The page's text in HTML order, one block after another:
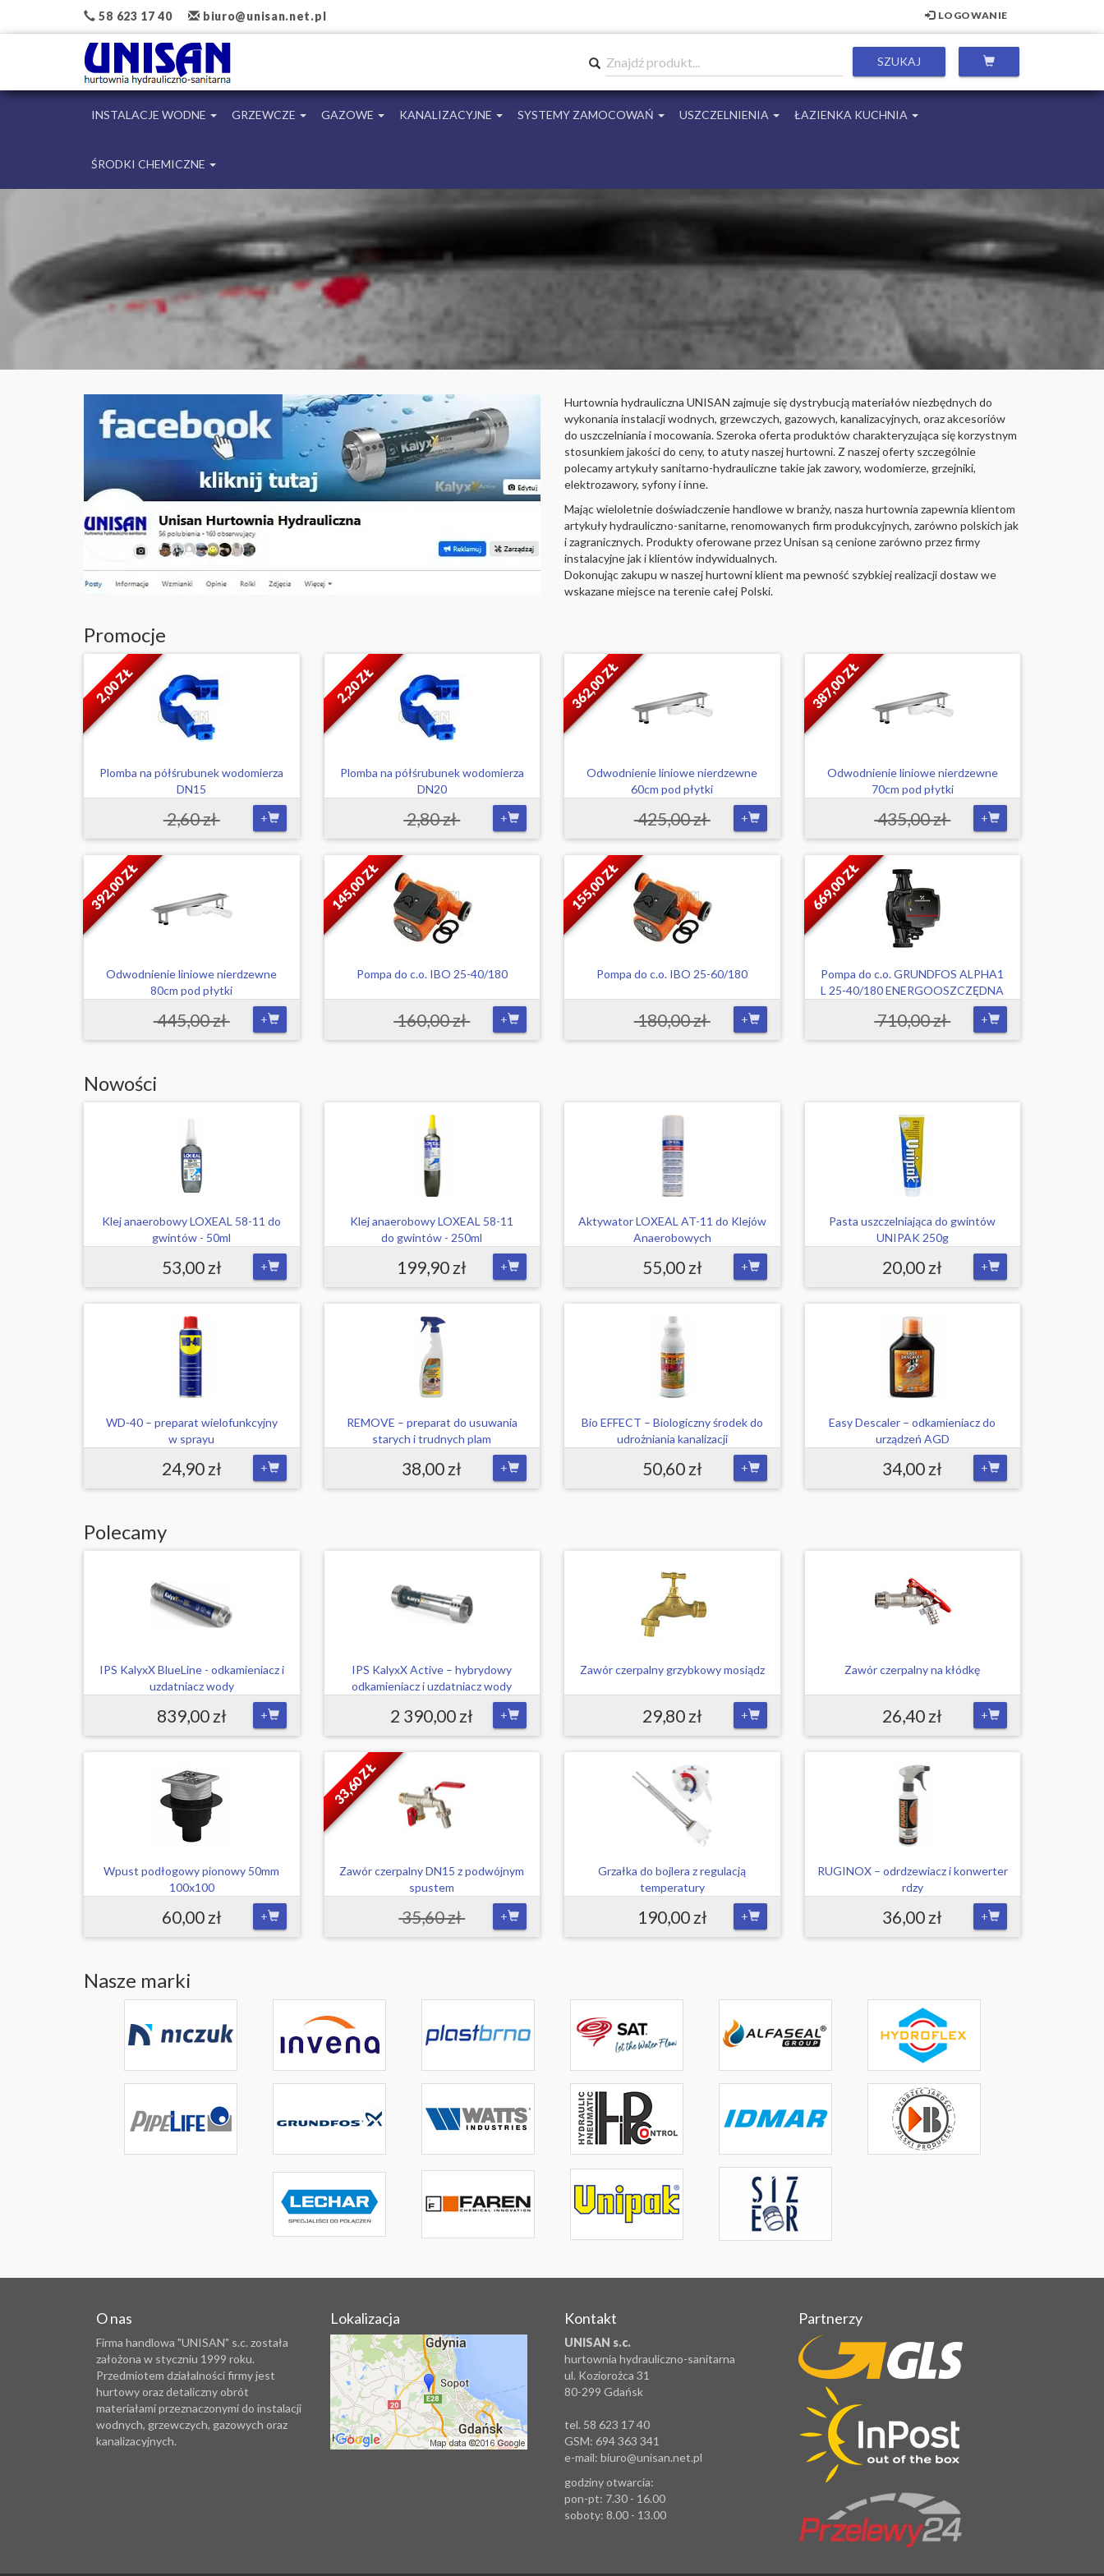
58 623 17 40 biuro@unisan.net.pl LOGOWANIE
Znajdź produkt...
INSTALACJE WODNE GRZEWCZE GAZOWE KANALIZACYJNE SYSTEMY ZAMOCOWAŃ USZCZELNIENIA ŁAZIENKA KUCHNIA
ŚRODKI CHEMICZNE
Hurtownia hydrauliczna UNISAN zajmuje się dystrybucją materiałów niezbędnych do
wykonania instalacji wodnych, grzewczych, gazowych, kanalizacyjnych, oraz akcesoriów
do uszczelniania i mocowania. Szeroka oferta produktów charakteryzująca się korzystnym
stosunkiem jakości do ceny, to atuty naszej hurtowni. Z naszej oferty szczególnie
polecamy artykuły sanitarno-hydrauliczne takie jak zawory, wodomierze, grzejniki,
elektrozawory, syfony i inne.
Mając wieloletnie doświadczenie handlowe w branży, nasza hurtownia zapewnia klientom
artykuły hydrauliczno-sanitarne, renomowanych firm produkcyjnych, zarówno polskich jak
i zagranicznych. Produkty oferowane przez Unisan są cenione zarówno przez firmy
instalacyjne jak i klientów indywidualnych.
Dokonując zakupu w naszej hurtowni klient ma pewność szybkiej realizacji dostaw we
wskazane miejsce na terenie całej Polski.
Promocje
2,00 ZŁ
Plomba na półśrubunek wodomierza
DN15
2,60 zł +
2,20 ZŁ
Plomba na półśrubunek wodomierza
DN20
2,80 zł +
362,00 ZŁ
Odwodnienie liniowe nierdzewne
60cm pod płytki
425,00 zł +
387,00 ZŁ
Odwodnienie liniowe nierdzewne
70cm pod płytki
435,00 zł +
392,00 ZŁ
Odwodnienie liniowe nierdzewne
80cm pod płytki
445,00 zł +
145,00 ZŁ
Pompa do c.o. IBO 25-40/180
160,00 zł +
155,00 ZŁ
Pompa do c.o. IBO 25-60/180
180,00 zł +
669,00 ZŁ
Pompa do c.o. GRUNDFOS ALPHA1
L 25-40/180 ENERGOOSZCZĘDNA
710,00 zł +
Nowości
Klej anaerobowy LOXEAL 58-11 do
gwintów - 50ml
53,00 zł +
Klej anaerobowy LOXEAL 58-11
do gwintów - 250ml
199,90 zł +
Aktywator LOXEAL AT-11 do Klejów
Anaerobowych
55,00 zł +
Pasta uszczelniająca do gwintów
UNIPAK 250g
20,00 zł +
WD-40 – preparat wielofunkcyjny
w sprayu
24,90 zł +
REMOVE – preparat do usuwania
starych i trudnych plam
38,00 zł +
Bio EFFECT – Biologiczny środek do
udrożniania kanalizacji
50,60 zł +
Easy Descaler – odkamieniacz do
urządzeń AGD
34,00 zł +
Polecamy
IPS KalyxX BlueLine - odkamieniacz i
uzdatniacz wody
839,00 zł +
IPS KalyxX Active – hybrydowy
odkamieniacz i uzdatniacz wody
2 390,00 zł +
Zawór czerpalny grzybkowy mosiądz
29,80 zł +
Zawór czerpalny na kłódkę
26,40 zł +
Wpust podłogowy pionowy 50mm
100x100
60,00 zł +
33,60 ZŁ
Zawór czerpalny DN15 z podwójnym
spustem
35,60 zł +
Grzałka do bojlera z regulacją
temperatury
190,00 zł +
RUGINOX – odrdzewiacz i konwerter
rdzy
36,00 zł +
Nasze marki
O nas
Firma handlowa "UNISAN" s.c. została
założona w styczniu 1999 roku.
Przedmiotem działalności firmy jest
hurtowy oraz detaliczny obrót
materiałami przeznaczonymi do instalacji
wodnych, grzewczych, gazowych oraz
kanalizacyjnych.
Lokalizacja Kontakt
UNISAN s.c.
hurtownia hydrauliczno-sanitarna
ul. Koziorożca 31
80-299 Gdańsk
tel. 58 623 17 40
GSM: 694 363 341
e-mail: biuro@unisan.net.pl
godziny otwarcia:
pon-pt: 7.30 - 16.00
soboty: 8.00 - 13.00
Partnerzy